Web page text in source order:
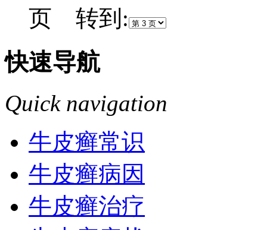
页 转到:
快速导航
Quick navigation
牛皮癣常识
牛皮癣病因
牛皮癣治疗